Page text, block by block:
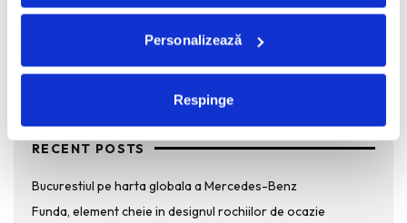
Personalizează
Respinge
urbana a panzelor romanesti, autentice, a vorbelor si a...
RECENT POSTS
Bucurestiul pe harta globala a Mercedes-Benz
Funda, element cheie in designul rochiilor de ocazie